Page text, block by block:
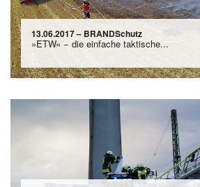
13.06.2017 – BRANDSchutz
»ETW« − die einfache taktische...